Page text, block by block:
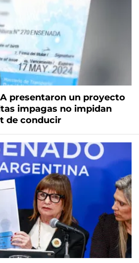
presentaron un proyecto
impagas no impidan
de conducir